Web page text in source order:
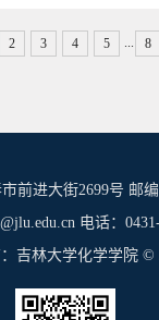
2 3 4 5 ... 8
前进大街2699号 邮
电话：
吉林大学化学学院 ©